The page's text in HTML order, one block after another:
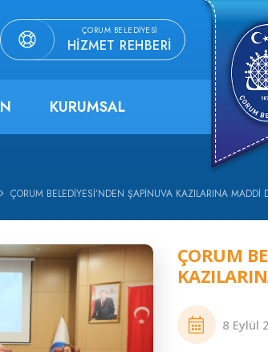
ÇORUM BELEDIYESI
HIZMET REHBERI
KURUMSAL
ÇORUM BELEDIYESI’NDEN ŞAPINUVA KAZILARINA MADDI
ÇORUM
8 Eylül